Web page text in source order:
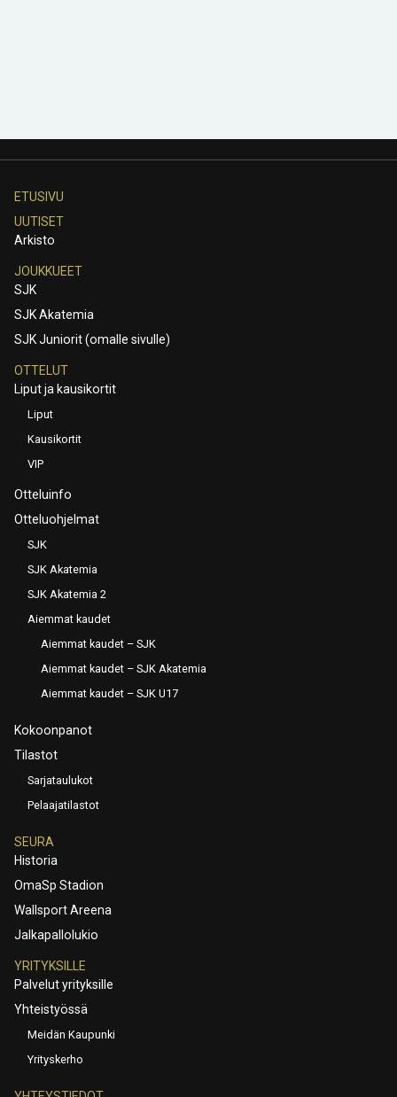
ETUSIVU
UUTISET
Arkisto
JOUKKUEET
SJK
SJK Akatemia
SJK Juniorit (omalle sivulle)
OTTELUT
Liput ja kausikortit
Liput
Kausikortit
VIP
Otteluinfo
Otteluohjelmat
SJK
SJK Akatemia
SJK Akatemia 2
Aiemmat kaudet
Aiemmat kaudet – SJK
Aiemmat kaudet – SJK Akatemia
Aiemmat kaudet – SJK U17
Kokoonpanot
Tilastot
Sarjataulukot
Pelaajatilastot
SEURA
Historia
OmaSp Stadion
Wallsport Areena
Jalkapallolukio
YRITYKSILLE
Palvelut yrityksille
Yhteistyössä
Meidän Kaupunki
Yrityskerho